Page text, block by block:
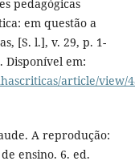
pedagógicas
em questão a
[S. l.], v. 29, p. 1-
Disponível em:
article/view/
A reprodução:
ensino. 6. ed.